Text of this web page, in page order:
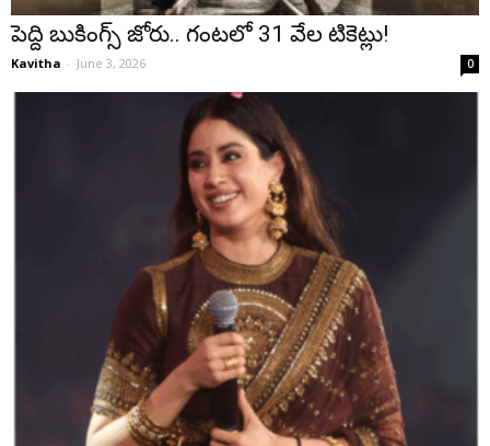
పెద్ది బుకింగ్స్ జోరు.. గంటలో 31 వేల టికెట్లు!
Kavitha - June 3, 2026 0